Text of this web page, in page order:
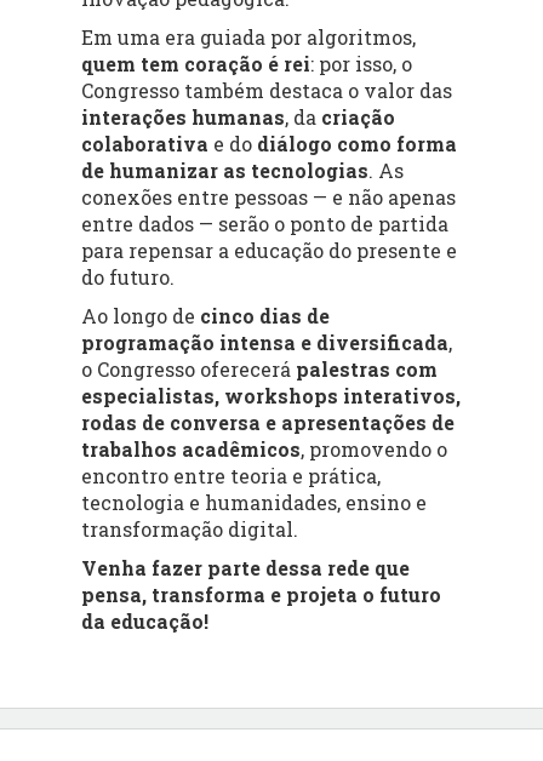
Em uma era guiada por algoritmos,
quem tem coração é rei: por isso, o
Congresso também destaca o valor das
interações humanas, da criação
colaborativa e do diálogo como forma
de humanizar as tecnologias. As
conexões entre pessoas — e não apenas
entre dados — serão o ponto de partida
para repensar a educação do presente e
do futuro.
Ao longo de cinco dias de
programação intensa e diversificada,
o Congresso oferecerá palestras com
especialistas, workshops interativos,
rodas de conversa e apresentações de
trabalhos acadêmicos, promovendo o
encontro entre teoria e prática,
tecnologia e humanidades, ensino e
transformação digital.
Venha fazer parte dessa rede que
pensa, transforma e projeta o futuro
da educação!